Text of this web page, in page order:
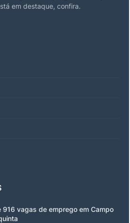
em destaque, confira.
916 vagas de emprego em Campo